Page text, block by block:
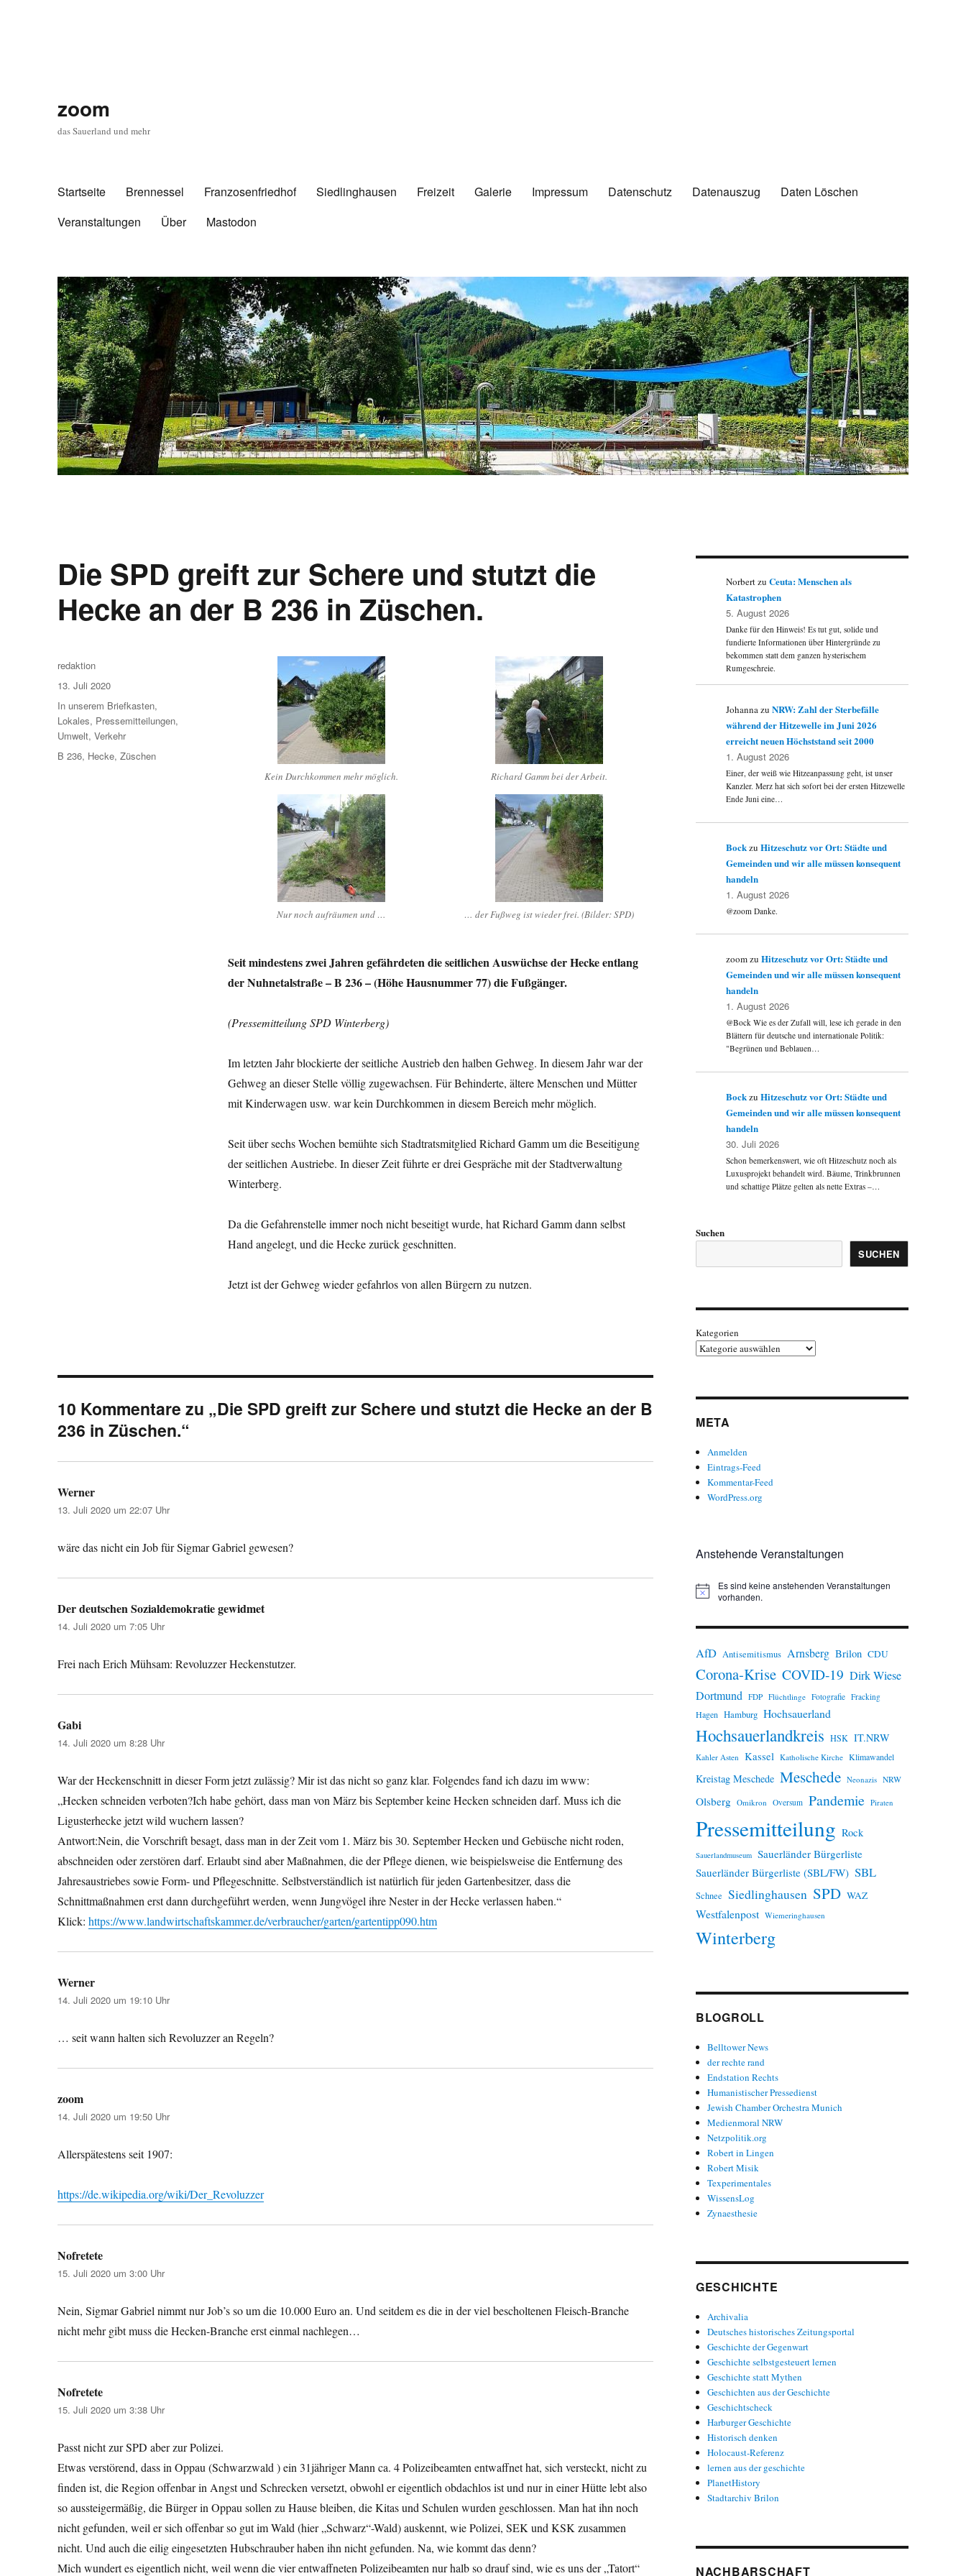
zoom
das Sauerland und mehr
Startseite Brennessel Franzosenfriedhof Siedlinghausen Freizeit Galerie Impressum Datenschutz Datenauszug
Daten Löschen
Veranstaltungen
Über Mastodon
Die SPD greift zur Schere und stutzt die
Hecke an der B 236 in Züschen.
Kein Durchkommen mehr möglich. Richard Gamm bei der Arbeit.
Nur noch aufräumen und … … der Fußweg ist wieder frei. (Bilder: SPD)
Seit mindestens zwei Jahren gefährdeten die seitlichen Auswüchse der Hecke entlang
der Nuhnetalstraße – B 236 – (Höhe Hausnummer 77) die Fußgänger.
(Pressemitteilung SPD Winterberg)
Im letzten Jahr blockierte der seitliche Austrieb den halben Gehweg. In diesem Jahr war der
Gehweg an dieser Stelle völlig zugewachsen. Für Behinderte, ältere Menschen und Mütter
mit Kinderwagen usw. war kein Durchkommen in diesem Bereich mehr möglich.
Seit über sechs Wochen bemühte sich Stadtratsmitglied Richard Gamm um die Beseitigung
der seitlichen Austriebe. In dieser Zeit führte er drei Gespräche mit der Stadtverwaltung
Winterberg.
Da die Gefahrenstelle immer noch nicht beseitigt wurde, hat Richard Gamm dann selbst
Hand angelegt, und die Hecke zurück geschnitten.
Jetzt ist der Gehweg wieder gefahrlos von allen Bürgern zu nutzen.
Autor
redaktion
Veröffentlicht
am
13. Juli 2020
Kategorien
In unserem Briefkasten,
Lokales, Pressemitteilungen,
Umwelt,Verkehr
Schlagwörter
B 236, Hecke,Züschen
10 Kommentare zu „Die SPD greift zur Schere und stutzt die Hecke an der B
236 in Züschen.“
Werner
13. Juli 2020 um 22:07 Uhr
wäre das nicht ein Job für Sigmar Gabriel gewesen?
Der deutschen Sozialdemokratie gewidmetsagt:
14. Juli 2020 um 7:05 Uhr
Frei nach Erich Mühsam: Revoluzzer Heckenstutzer.
Gabi
14. Juli 2020 um 8:28 Uhr
War der Heckenschnitt in dieser Form jetzt zulässig? Mir ist das nicht so ganz klar. Folgendes fand ich dazu im www:
„Hecken schneiden verboten?Ich habe gehört, dass man von März bis September keine Hecken schneiden darf. Muss ich die
Ligusterhecke jetzt wild wuchern lassen?
Antwort:Nein, die Vorschrift besagt, dass man in der Zeit vom 1. März bis 30. September Hecken und Gebüsche nicht roden,
abschneiden oder zerstören darf. Erlaubt sind aber Maßnahmen, die der Pflege dienen, wie beispielsweise die Entfernung des
Jahresaustriebes sowie Form- und Pflegeschnitte. Selbstverständlich ist natürlich für jeden Gartenbesitzer, dass die
Schnittmaßnahmen erst dann durchgeführt werden, wenn Jungvögel ihre Nester in der Hecke verlassen haben.“
Klick:https://www.landwirtschaftskammer.de/verbraucher/garten/gartentipp090.htm
Werner
14. Juli 2020 um 19:10 Uhr
… seit wann halten sich Revoluzzer an Regeln?
zoom
14. Juli 2020 um 19:50 Uhr
Allerspätestens seit 1907:
https://de.wikipedia.org/wiki/Der_Revoluzzer
Nofretete
15. Juli 2020 um 3:00 Uhr
Nein, Sigmar Gabriel nimmt nur Job’s so um die 10.000 Euro an. Und seitdem es die in der viel bescholtenen Fleisch-Branche
nicht mehr gibt muss die Hecken-Branche erst einmal nachlegen…
Nofretete
15. Juli 2020 um 3:38 Uhr
Passt nicht zur SPD aber zur Polizei.
Etwas verstörend, dass in Oppau (Schwarzwald ) ein 31jähriger Mann ca. 4 Polizeibeamten entwaffnet hat, sich versteckt, nicht zu
finden ist, die Region offenbar in Angst und Schrecken versetzt, obwohl er eigentlich obdachlos ist und nur in einer Hütte lebt also
so aussteigermäßig, die Bürger in Oppau sollen zu Hause bleiben, die Kitas und Schulen wurden geschlossen. Man hat ihn noch
nicht gefunden, weil er sich offenbar so gut im Wald (hier „Schwarz“-Wald) auskennt, wie Polizei, SEK und KSK zusammen
nicht. Und auch die eilig eingesetzten Hubschrauber haben ihn nicht gefunden. Na, wie kommt das denn?
Mich wundert es eigentlich nicht, weil wenn die vier entwaffneten Polizeibeamten nur halb so drauf sind, wie es uns der „Tatort“
NorbertzuCeuta: Menschen als
Katastrophen
5. August 2026
Danke für den Hinweis! Es tut gut, solide und
fundierte Informationen über Hintergründe zu
bekommen statt dem ganzen hysterischem
Rumgeschreie.
JohannazuNRW: Zahl der Sterbefälle
während der Hitzewelle im Juni 2026
erreicht neuen Höchststand seit 2000
1. August 2026
Einer, der weiß wie Hitzeanpassung geht, ist unser
Kanzler. Merz hat sich sofort bei der ersten Hitzewelle
Ende Juni eine…
BockzuHitzeschutz vor Ort: Städte und
Gemeinden und wir alle müssen konsequent
handeln
1. August 2026
@zoom Danke.
zoomzuHitzeschutz vor Ort: Städte und
Gemeinden und wir alle müssen konsequent
handeln
1. August 2026
@Bock Wie es der Zufall will, lese ich gerade in den
Blättern für deutsche und internationale Politik:
"Begrünen und Beblauen…
BockzuHitzeschutz vor Ort: Städte und
Gemeinden und wir alle müssen konsequent
handeln
30. Juli 2026
Schon bemerkenswert, wie oft Hitzeschutz noch als
Luxusprojekt behandelt wird. Bäume, Trinkbrunnen
und schattige Plätze gelten als nette Extras –…
Suchen
SUCHEN
Kategorien
META
Anmelden
Eintrags-Feed
Kommentar-Feed
WordPress.org
Anstehende Veranstaltungen
H
w
Es sind keine anstehenden Veranstaltungen
vorhanden.
AfD Antisemitismus Arnsberg Brilon CDU
Corona-Krise COVID-19 Dirk Wiese
Dortmund FDP Flüchtlinge Fotografie Fracking
Hagen Hamburg Hochsauerland
Hochsauerlandkreis HSK IT.NRW
Kahler Asten Kassel Katholische Kirche Klimawandel
Kreistag Meschede Meschede Neonazis NRW
Olsberg Omikron Oversum Pandemie Piraten
Pressemitteilung Rock
Sauerlandmuseum Sauerländer Bürgerliste
Sauerländer Bürgerliste (SBL/FW) SBL
Schnee Siedlinghausen SPD WAZ
Westfalenpost Wiemeringhausen
Winterberg
BLOGROLL
Belltower News
der rechte rand
Endstation Rechts
Humanistischer Pressedienst
Jewish Chamber Orchestra Munich
Medienmoral NRW
Netzpolitik.org
Robert in Lingen
Robert Misik
Texperimentales
WissensLog
Zynaesthesie
GESCHICHTE
Archivalia
Deutsches historisches Zeitungsportal
Geschichte der Gegenwart
Geschichte selbstgesteuert lernen
Geschichte statt Mythen
Geschichten aus der Geschichte
Geschichtscheck
Harburger Geschichte
Historisch denken
Holocaust-Referenz
lernen aus der geschichte
PlanetHistory
Stadtarchiv Brilon
NACHBARSCHAFT